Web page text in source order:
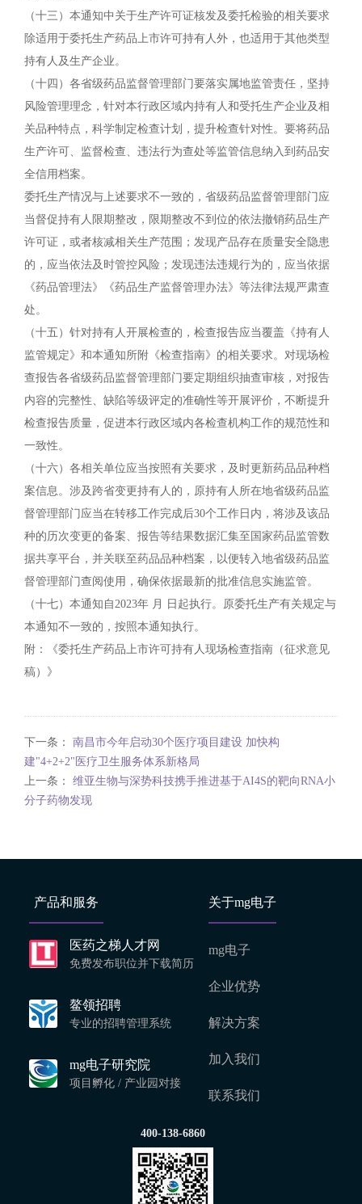
（十三）本通知中关于生产许可证核发及委托检验的相关要求
除适用于委托生产药品上市许可持有人外，也适用于其他类型
持有人及生产企业。
（十四）各省级药品监督管理部门要落实属地监管责任，坚持
风险管理理念，针对本行政区域内持有人和受托生产企业及相
关品种特点，科学制定检查计划，提升检查针对性。要将药品
生产许可、监督检查、违法行为查处等监管信息纳入到药品安
全信用档案。
委托生产情况与上述要求不一致的，省级药品监督管理部门应
当督促持有人限期整改，限期整改不到位的依法撤销药品生产
许可证，或者核减相关生产范围；发现产品存在质量安全隐患
的，应当依法及时管控风险；发现违法违规行为的，应当依据
《药品管理法》《药品生产监督管理办法》等法律法规严肃查
处。
（十五）针对持有人开展检查的，检查报告应当覆盖《持有人
监管规定》和本通知所附《检查指南》的相关要求。对现场检
查报告各省级药品监督管理部门要定期组织抽查审核，对报告
内容的完整性、缺陷等级评定的准确性等开展评价，不断提升
检查报告质量，促进本行政区域内各检查机构工作的规范性和
一致性。
（十六）各相关单位应当按照有关要求，及时更新药品品种档
案信息。涉及跨省变更持有人的，原持有人所在地省级药品监
督管理部门应当在转移工作完成后30个工作日内，将涉及该品
种的历次变更的备案、报告等结果数据汇集至国家药品监管数
据共享平台，并关联至药品品种档案，以便转入地省级药品监
督管理部门查阅使用，确保依据最新的批准信息实施监管。
（十七）本通知自2023年 月 日起执行。原委托生产有关规定与
本通知不一致的，按照本通知执行。
附：《委托生产药品上市许可持有人现场检查指南（征求意见
稿）》
下一条： 南昌市今年启动30个医疗项目建设 加快构
建"4+2+2"医疗卫生服务体系新格局
上一条： 维亚生物与深势科技携手推进基于AI4S的靶向RNA小
分子药物发现
产品和服务
医药之梯人才网
免费发布职位并下载简历
鳌领招聘
专业的招聘管理系统
mg电子研究院
项目孵化 / 产业园对接
关于mg电子
mg电子
企业优势
解决方案
加入我们
联系我们
400-138-6860